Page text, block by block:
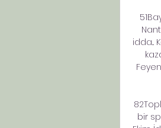
idda...
bir